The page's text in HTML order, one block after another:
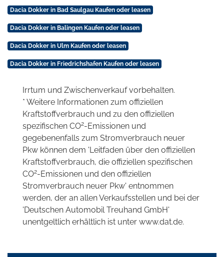
Dacia Dokker in Bad Saulgau Kaufen oder leasen
Dacia Dokker in Balingen Kaufen oder leasen
Dacia Dokker in Ulm Kaufen oder leasen
Dacia Dokker in Friedrichshafen Kaufen oder leasen
Irrtum und Zwischenverkauf vorbehalten.
* Weitere Informationen zum offiziellen
Kraftstoffverbrauch und zu den offiziellen
spezifischen CO2-Emissionen und
gegebenenfalls zum Stromverbrauch neuer
Pkw können dem 'Leitfaden über den offiziellen
Kraftstoffverbrauch, die offiziellen spezifischen
CO2-Emissionen und den offiziellen
Stromverbrauch neuer Pkw' entnommen
werden, der an allen Verkaufsstellen und bei der
'Deutschen Automobil Treuhand GmbH'
unentgeltlich erhältlich ist unter www.dat.de.